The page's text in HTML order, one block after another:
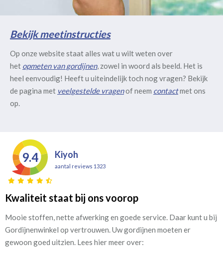
Bekijk meetinstructies
Op onze website staat alles wat u wilt weten over
het opmeten van gordijnen, zowel in woord als beeld. Het is
heel eenvoudig! Heeft u uiteindelijk toch nog vragen? Bekijk
de pagina met veelgestelde vragenof neem contactmet ons
op.
9.4 Kiyoh
aantal reviews 1323
Kwaliteit staat bij ons voorop
Mooie stoffen, nette afwerking en goede service. Daar kunt u bij
Gordijnenwinkel op vertrouwen. Uw gordijnen moeten er
gewoon goed uitzien. Lees hier meer over: